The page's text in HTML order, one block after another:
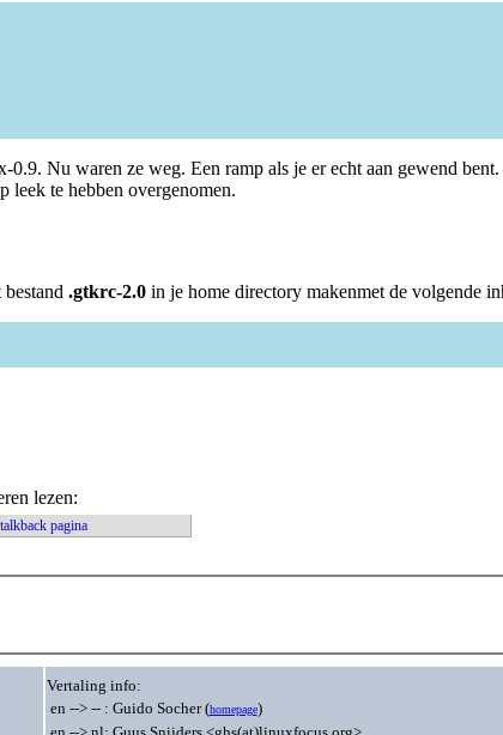
Nu waren ze weg. Een ramp als je er echt aan gewend
leek te hebben overgenomen.
.gtkrc-2.0 in je home directory makenmet de volgende
lezen:
talkback pagina
Vertaling info:
en --> -- : Guido Socher (homepage)